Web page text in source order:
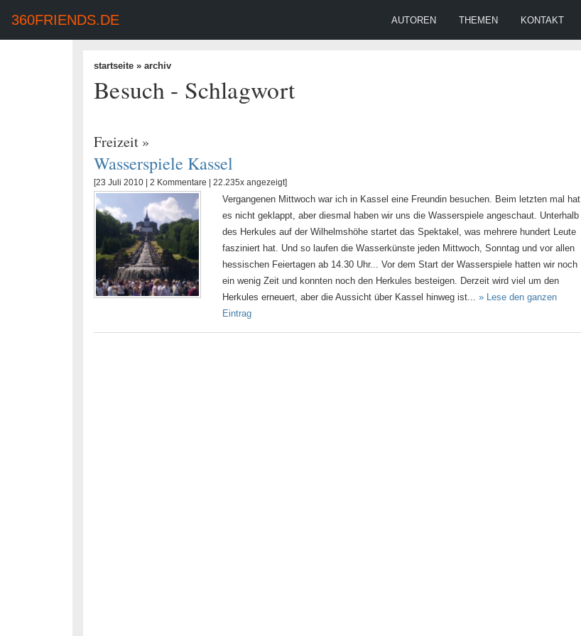
360FRIENDS.DE AUTOREN THEMEN KONTAKT
startseite » archiv
Besuch - Schlagwort
Freizeit »
Wasserspiele Kassel
[23 Juli 2010 | 2 Kommentare | 22.235x angezeigt]
Vergangenen Mittwoch war ich in Kassel eine Freundin besuchen. Beim letzten mal hat
es nicht geklappt, aber diesmal haben wir uns die Wasserspiele angeschaut. Unterhalb
des Herkules auf der Wilhelmshöhe startet das Spektakel, was mehrere hundert Leute
fasziniert hat. Und so laufen die Wasserkünste jeden Mittwoch, Sonntag und vor allen
hessischen Feiertagen ab 14.30 Uhr... Vor dem Start der Wasserspiele hatten wir noch
ein wenig Zeit und konnten noch den Herkules besteigen. Derzeit wird viel um den
Herkules erneuert, aber die Aussicht über Kassel hinweg ist...» Lese den ganzen
Eintrag